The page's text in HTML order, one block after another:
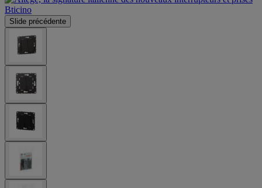
Slide précédente